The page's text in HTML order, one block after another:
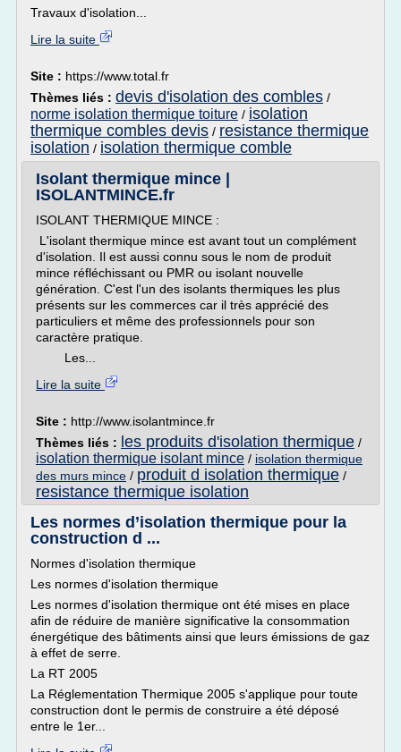
Travaux d'isolation...
Lire la suite
Site : https://www.total.fr
Thèmes liés : devis d'isolation des combles /
norme isolation thermique toiture / isolation
thermique combles devis / resistance thermique
isolation / isolation thermique comble
Isolant thermique mince |
ISOLANTMINCE.fr
ISOLANT THERMIQUE MINCE :
L'isolant thermique mince est avant tout un complément
d'isolation. Il est aussi connu sous le nom de produit
mince réfléchissant ou PMR ou isolant nouvelle
génération. C'est l'un des isolants thermiques les plus
présents sur les commerces car il très apprécié des
particuliers et même des professionnels pour son
caractère pratique.
Les...
Lire la suite
Site : http://www.isolantmince.fr
Thèmes liés : les produits d'isolation thermique /
isolation thermique isolant mince / isolation thermique
des murs mince / produit d isolation thermique /
resistance thermique isolation
Les normes d’isolation thermique pour la
construction d ...
Normes d'isolation thermique
Les normes d'isolation thermique
Les normes d'isolation thermique ont été mises en place
afin de réduire de manière significative la consommation
énergétique des bâtiments ainsi que leurs émissions de gaz
à effet de serre.
La RT 2005
La Réglementation Thermique 2005 s'applique pour toute
construction dont le permis de construire a été déposé
entre le 1er...